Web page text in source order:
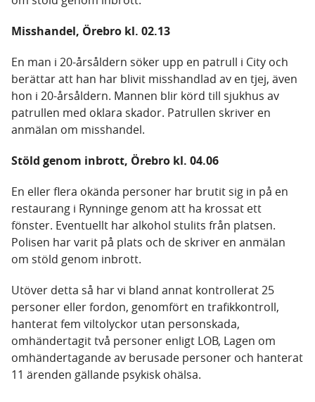
Misshandel, Örebro kl. 02.13
En man i 20-årsåldern söker upp en patrull i City och
berättar att han har blivit misshandlad av en tjej, även
hon i 20-årsåldern. Mannen blir körd till sjukhus av
patrullen med oklara skador. Patrullen skriver en
anmälan om misshandel.
Stöld genom inbrott, Örebro kl. 04.06
En eller flera okända personer har brutit sig in på en
restaurang i Rynninge genom att ha krossat ett
fönster. Eventuellt har alkohol stulits från platsen.
Polisen har varit på plats och de skriver en anmälan
om stöld genom inbrott.
Utöver detta så har vi bland annat kontrollerat 25
personer eller fordon, genomfört en trafikkontroll,
hanterat fem viltolyckor utan personskada,
omhändertagit två personer enligt LOB, Lagen om
omhändertagande av berusade personer och hanterat
11 ärenden gällande psykisk ohälsa.